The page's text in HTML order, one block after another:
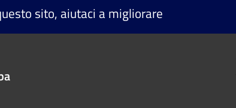
sito, aiutaci a migliorare